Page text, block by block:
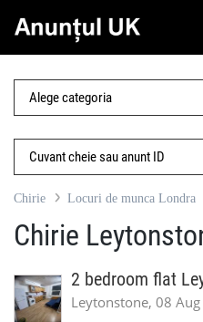
Chirie Locuri de munca Londra
Chirie
2 bedroom flat
Leytonstone, 08